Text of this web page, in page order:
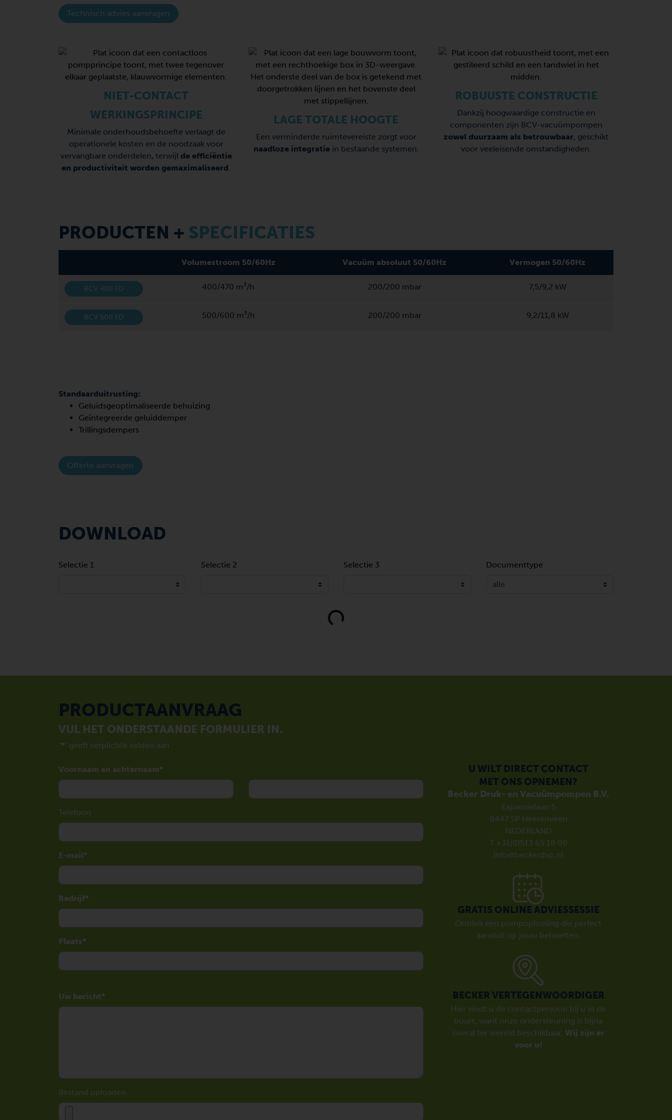
Technisch advies aanvragen
NIET-CONTACT
WERKINGSPRINCIPE
Minimale onderhoudsbehoefte verlaagt de
operationele kosten en de noodzaak voor
vervangbare onderdelen, terwijl de efficiëntie
en productiviteit worden gemaximaliseerd.
LAGE TOTALE HOOGTE
Een verminderde ruimtevereiste zorgt voor
naadloze integratiein bestaande systemen.
ROBUUSTE CONSTRUCTIE
Dankzij hoogwaardige constructie en
componenten zijn BCV-vacuümpompen
zowel duurzaam als betrouwbaar, geschikt
voor veeleisende omstandigheden.
PRODUCTEN + SPECIFICATIES
Volumestroom 50/60Hz Vacuüm absoluut 50/60Hz Vermogen 50/60Hz
BCV 400 FD 400/470 m³/h 200/200 mbar 7,5/9,2 kW
BCV 500 FD 500/600 m³/h 200/200 mbar 9,2/11,8 kW
Standaarduitrusting:
Geluidsgeoptimaliseerde behuizing
Geïntegreerde geluiddemper
Trillingsdempers
Offerte aanvragen
DOWNLOAD
Selectie 1 Selectie 2 Selectie 3 Documenttype
Loading...
PRODUCTAANVRAAG
VUL HET ONDERSTAANDE FORMULIER IN.
"*" geeft verplichte velden aan
Voornaam en achternaam
Telefoon
E-mail
Bedrijf
Plaats
Uw bericht
Bestand uploaden
U WILT DIRECT CONTACT
MET ONS OPNEMEN?
Becker Druk- en Vacuümpompen B.V.
Expansielaan 5
8447 SP Heerenveen
NEDERLAND
T +31(0)513 65 18 00
info@beckerdvp.nl
GRATIS ONLINE ADVIESSESSIE
Ontdek een pompoplossing die perfect
aansluit op jouw behoeften.
BECKER VERTEGENWOORDIGER
Hier vindt u de contactpersoon bij u in de
buurt, want onze ondersteuning is bijna
overal ter wereld beschikbaar. Wij zijn er
voor u!